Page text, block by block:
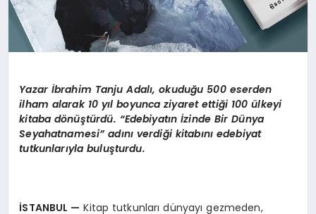
Yazar İbrahim Tanju Adalı, okuduğu 500 eserden
ilham alarak 10 yıl boyunca ziyaret ettiği 100 ülkeyi
kitaba dönüştürdü. “Edebiyatın İzinde Bir Dünya
Seyahatnamesi” adını verdiği kitabını edebiyat
tutkunlarıyla buluşturdu.
İSTANBUL — Kitap tutkunları dünyayı gezmeden,